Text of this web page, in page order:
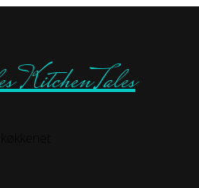
KitchenTales